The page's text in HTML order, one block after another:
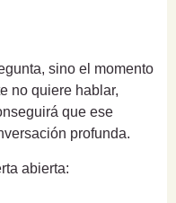
sino el momento
no quiere hablar,
que ese
profunda.
abierta: